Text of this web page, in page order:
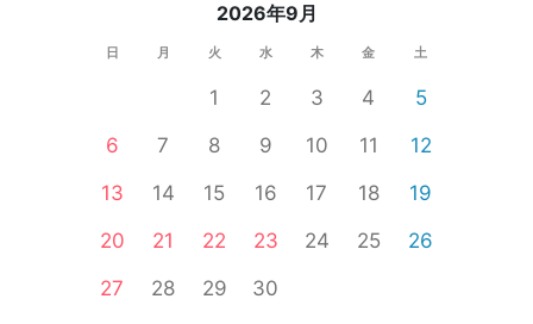
2026年9月
日 月 火 水 木 金 土
1 2 3 4
5
6
7 8 9 10 11
12
13
14 15 16 17 18
19
20
21 22 23 24 25
26
27
28 29 30